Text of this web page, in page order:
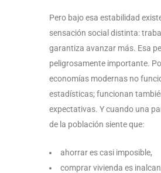
Pero bajo esa estabilidad
sensación social distinta:
garantiza avanzar más. Esa
peligrosamente importante.
economías modernas no
estadísticas; funcionan
expectativas. Y cuando una
de la población siente que:
ahorrar es casi imposible,
comprar vivienda es